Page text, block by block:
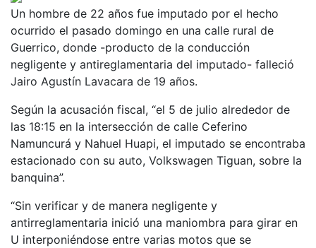
Un hombre de 22 años fue imputado por el hecho
ocurrido el pasado domingo en una calle rural de
Guerrico, donde -producto de la conducción
negligente y antireglamentaria del imputado- falleció
Jairo Agustín Lavacara de 19 años.
Según la acusación fiscal, “el 5 de julio alrededor de
las 18:15 en la intersección de calle Ceferino
Namuncurá y Nahuel Huapi, el imputado se encontraba
estacionado con su auto, Volkswagen Tiguan, sobre la
banquina”.
“Sin verificar y de manera negligente y
antirreglamentaria inició una maniombra para girar en
U interponiéndose entre varias motos que se